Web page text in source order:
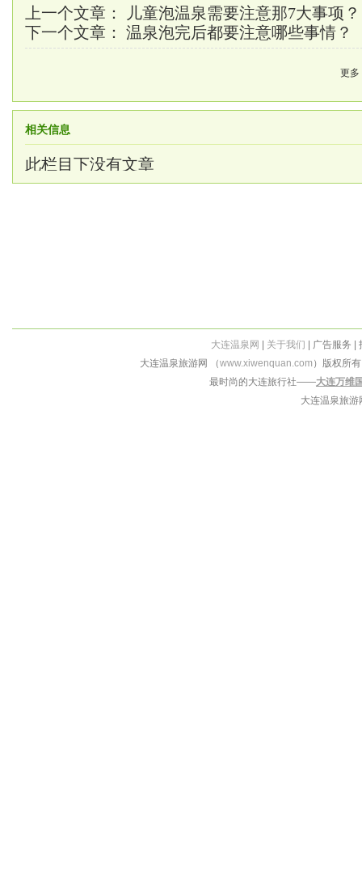
上一个文章：
儿童泡温泉需要注意那7大事项？
下一个文章： 温泉泡完后都要注意哪些事情？
更多
相关信息
此栏目下没有文章
大连温泉网 关于我们 | 广告服务 |
大连温泉旅游网 （www.xiwenquan.com ）版权所
最时尚的大连旅行社——大连万维
大连温泉旅